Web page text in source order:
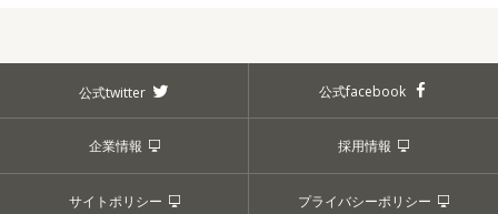
公式twitter 公式facebook
企業情報 採用情報
サイトポリシー プライバシーポリシー